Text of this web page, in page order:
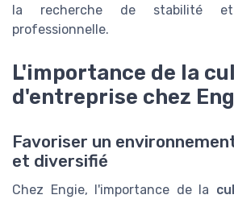
la recherche de stabilité
professionnelle.
L'importance de la
d'entreprise chez
Favoriser un
et diversifié
Chez Engie, l'importance de la